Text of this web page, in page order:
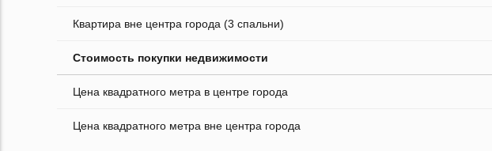
Квартира вне центра города (3 спальни)
Стоимость покупки недвижимости
Цена квадратного метра в центре города
Цена квадратного метра вне центра города